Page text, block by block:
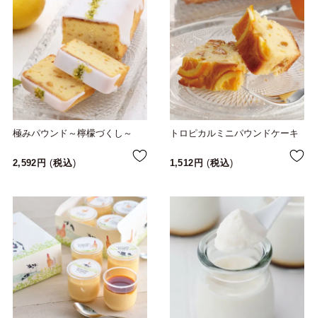
極みパウンド～檸檬づくし～
2,592 税込
トロピカルミニパウンドケーキ
1,512 税込